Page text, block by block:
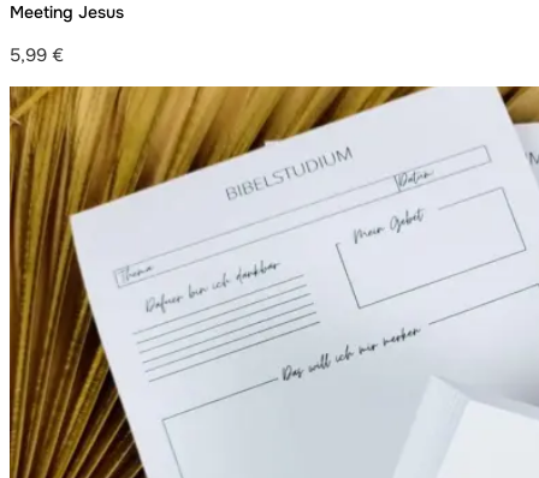
Meeting Jesus
5,99 €